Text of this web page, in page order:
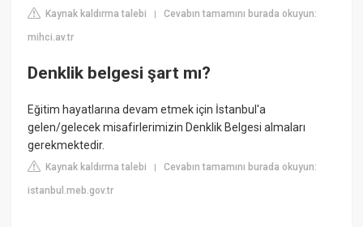
Kaynak kaldırma talebi |Cevabın tamamını burada okuyun:
mihci.av.tr
Denklik belgesi şart mı?
Eğitim hayatlarına devam etmek için İstanbul'a
gelen/gelecek misafirlerimizin Denklik Belgesi almaları
gerekmektedir.
Kaynak kaldırma talebi |Cevabın tamamını burada okuyun:
istanbul.meb.gov.tr